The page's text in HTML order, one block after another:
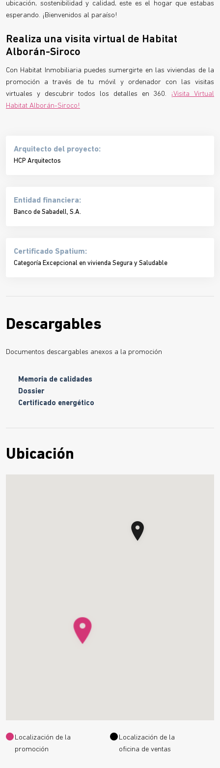
ubicación, sostenibilidad y calidad, este es el hogar que estabas
esperando. ¡Bienvenidos al paraíso!
Realiza una visita virtual de Habitat
Alborán-Siroco
Con Habitat Inmobiliaria puedes sumergirte en las viviendas de la
promoción a través de tu móvil y ordenador con las visitas
virtuales y descubrir todos los detalles en 360.
¡Visita Virtual
Habitat Alborán-Siroco!
Arquitecto del proyecto:
HCP Arquitectos
Entidad financiera:
Banco de Sabadell, S.A.
Certificado Spatium:
Categoría Excepcional en vivienda Segura y Saludable
Descargables
Documentos descargables anexos a la promoción
Memoria de calidades
Dossier
Certificado energético
Ubicación
Localización de la
promoción
Localización de la
oficina de ventas